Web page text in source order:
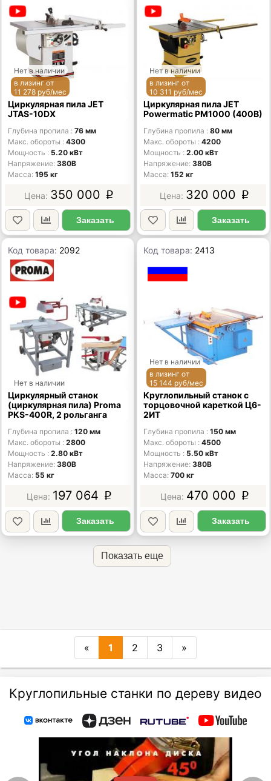
Нет в наличии
в лизинг от
11 278 руб/мес
Циркулярная пила JET
JTAS-10DX
Глубина пропила
76 мм
Макс. обороты
4300
Мощность
5.20 кВт
Напряжение 380В
Масса 195 кг
350 000 p
Заказать
Нет в наличии
в лизинг от
10 311 руб/мес
Циркулярная пила JET
Powermatic PM1000 (400В)
Глубина пропила
80 мм
Макс. обороты
4200
Мощность
2.00 кВт
Напряжение 380В
Масса 152 кг
320 000 p
Заказать
Код товара: 2092
Нет в наличии
Циркулярный станок
(циркулярная пила) Proma
PKS-400R, 2 рольганга
Глубина пропила
120 мм
Макс. обороты
2800
Мощность
2.80 кВт
Напряжение 380В
Масса 55 кг
197 064 p
Заказать
Код товара: 2413
Нет в наличии
в лизинг от
15 144 руб/мес
Круглопильный станок с
торцовочной кареткой Ц6-
2ИТ
Глубина пропила
150 мм
Макс. обороты
4500
Мощность
5.50 кВт
Напряжение 380В
Масса 700 кг
470 000 p
Заказать
Показать еще
« 1 2 3 »
Круглопильные станки по дереву видео